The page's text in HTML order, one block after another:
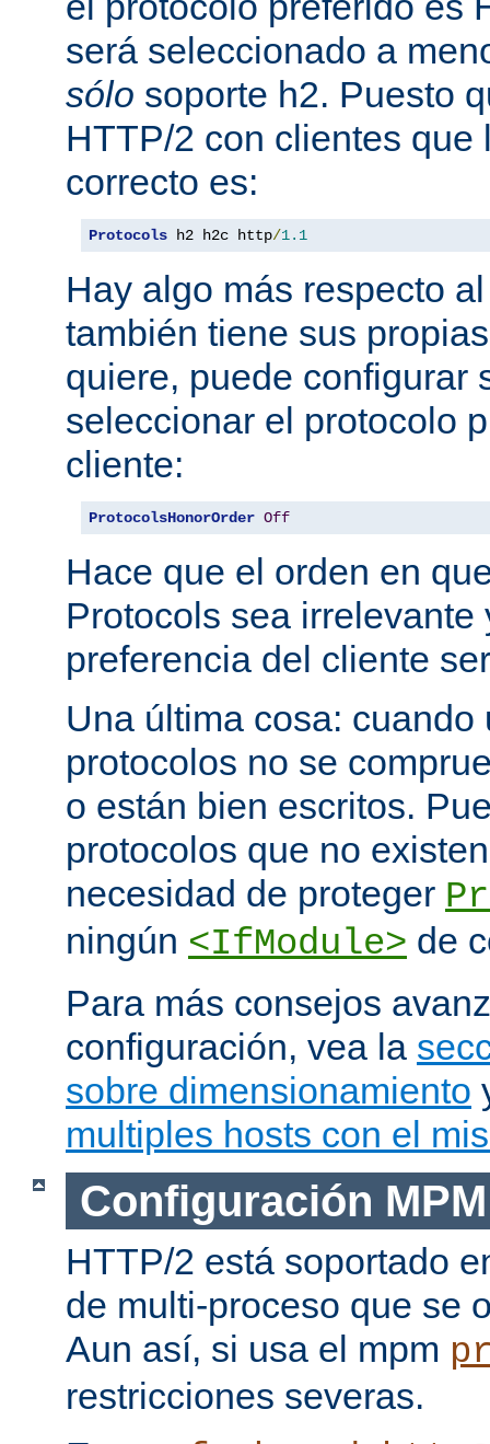
será seleccionado a
sólo soporte h2. Puesto
HTTP/2 con clientes que
correcto es:
Protocols h2 h2c http/1.1
Hay algo más respecto
también tiene sus
quiere, puede configurar
seleccionar el protocolo
cliente:
ProtocolsHonorOrder Off
Hace que el orden en
Protocols sea irrelevante
preferencia del cliente
Una última cosa:
protocolos no se
o están bien escritos.
protocolos que no
necesidad de proteger
ningún <IfModule> de
Para más consejos
configuración, vea la
sobre dimensionamiento
multiples hosts con el
Configuración MPM
HTTP/2 está soportado
de multi-proceso que se
Aun así, si usa el mpm
restricciones severas.